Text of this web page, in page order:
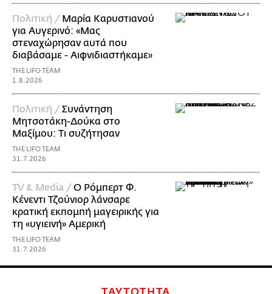
Πολιτική / Μαρία Καρυστιανού
για Αυγερινό: «Μας
στεναχώρησαν αυτά που
διαβάσαμε - Αιφνιδιαστήκαμε»
THE LIFO TEAM
1.8.2026
Πολιτική /Συνάντηση
Μητσοτάκη-Δούκα στο
Μαξίμου: Τι συζήτησαν
THE LIFO TEAM
31.7.2026
TV & Media /Ο Ρόμπερτ Φ.
Κένεντι Τζούνιορ λάνσαρε
κρατική εκπομπή μαγειρικής για
τη «υγιεινή» Αμερική
THE LIFO TEAM
31.7.2026